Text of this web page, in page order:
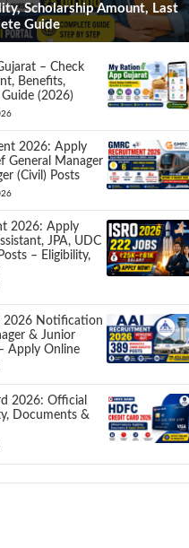
Scholarship Amount, Last
Guide
– Check
Benefits,
Guide (2026)
2026: Apply
General Manager
(Civil) Posts
2026: Apply
JPA, UDC
– Eligibility,
2026 Notification
& Junior
Apply Online
2026: Official
Documents &